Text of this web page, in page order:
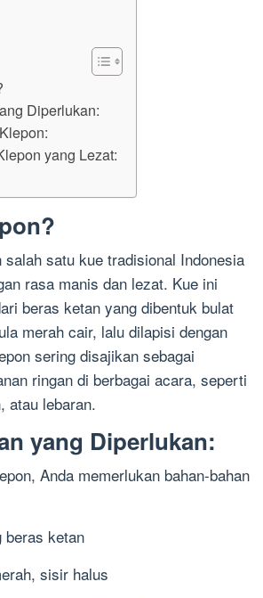
Diperlukan:
yang Lezat:
salah satu kue tradisional Indonesia
rasa manis dan lezat. Kue ini
beras ketan yang dibentuk bulat
merah cair, lalu dilapisi dengan
sering disajikan sebagai
ringan di berbagai acara, seperti
atau lebaran.
yang Diperlukan:
Anda memerlukan bahan-bahan
beras ketan
sisir halus